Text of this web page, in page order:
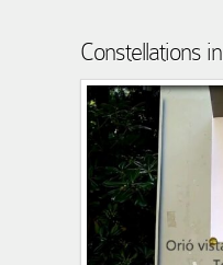
Constellations